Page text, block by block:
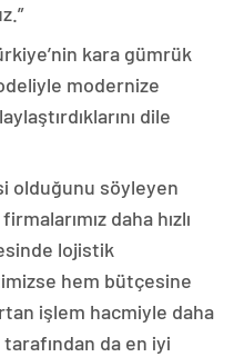
kara gümrük
modernize
dile
olduğunu söyleyen
daha hızlı
lojistik
hem bütçesine
işlem hacmiyle daha
da en iyi